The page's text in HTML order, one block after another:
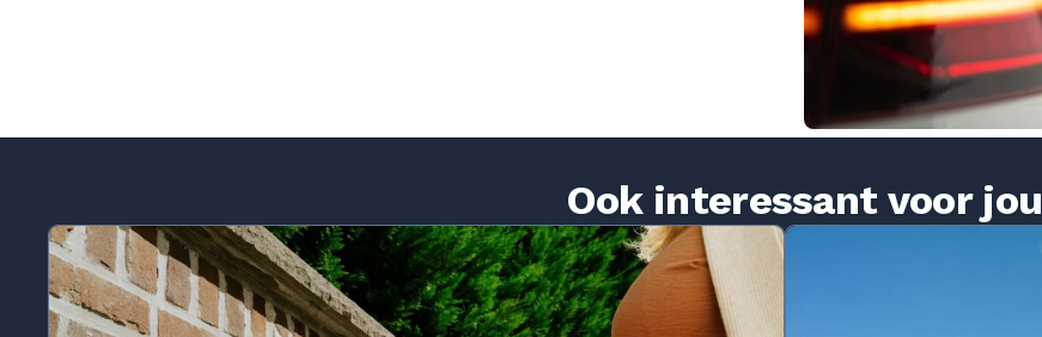
Ook interessant voor jou